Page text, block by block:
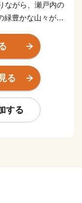
ながら、瀬戸内の
緑豊かな山々が周
の武将・大友宗麟
かな貿易都市・南
成長期以降は工業
製造品出荷額は九
ランド「関あじ・
豊後牛」「おおい
る
する